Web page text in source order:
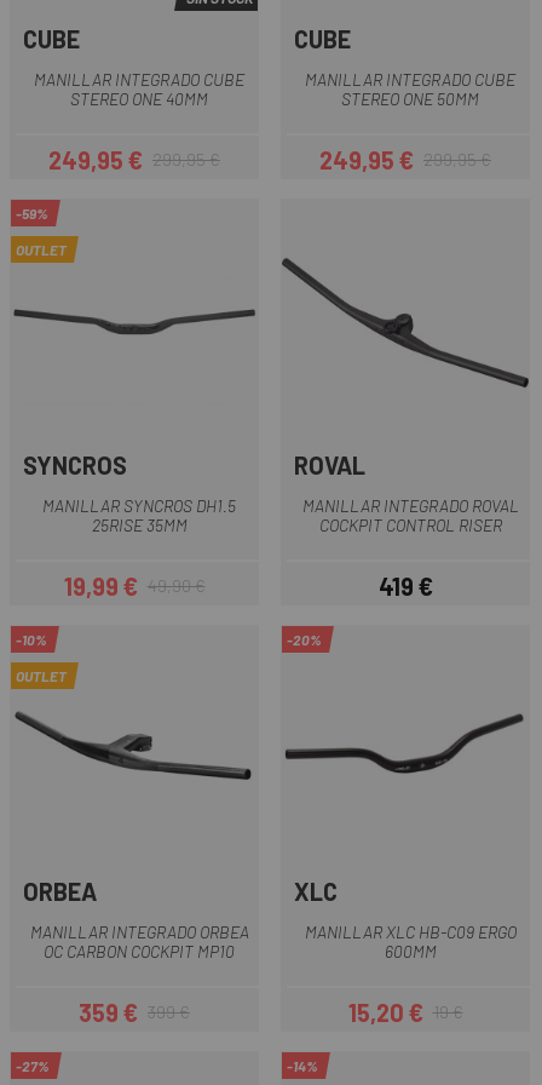
CUBE
MANILLAR INTEGRADO CUBE
STEREO ONE 40MM
Precio
249,95 €Precio regular
299,95 €
CUBE
MANILLAR INTEGRADO CUBE
STEREO ONE 50MM
Precio
249,95 €Precio regular
299,95 €
-59%
OUTLET
SYNCROS
MANILLAR SYNCROS DH1.5
25RISE 35MM
Precio
19,99 €Precio regular
49,90 €
ROVAL
MANILLAR INTEGRADO ROVAL
COCKPIT CONTROL RISER
Precio
419 €
-10%
OUTLET
ORBEA
MANILLAR INTEGRADO ORBEA
OC CARBON COCKPIT MP10
Precio
359 €Precio regular
399 €
-20%
XLC
MANILLAR XLC HB-C09 ERGO
600MM
Precio
15,20 €Precio regular
19 €
-27% -14%